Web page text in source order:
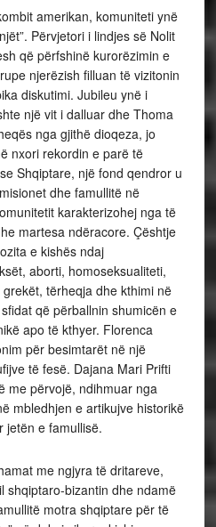
amerikan, komuniteti ynë
Përvjetori i lindjes së Nolit
që përfshinë kurorëzimin e
njerëzish filluan të vizitonin
diskutimi. Jubileu ynë i
një vit i dalluar dhe Thoma
nga gjithë dioqeza, jo
nxori rekordin e parë të
Shqiptare, një fond qendror u
dhe famullitë në
karakterizohej nga të
martesa ndëracore. Çështje
e kishës ndaj
aborti, homoseksualiteti,
tërheqja dhe kthimi në
që përballnin shumicën e
apo të kthyer. Florenca
për besimtarët në një
të fesë. Dajana Mari Prifti
me përvojë, ndihmuar nga
mbledhjen e artikujve historikë
jetën e famullisë.
me ngjyra të dritareve,
shqiptaro-bizantin dhe ndamë
motra shqiptare për të